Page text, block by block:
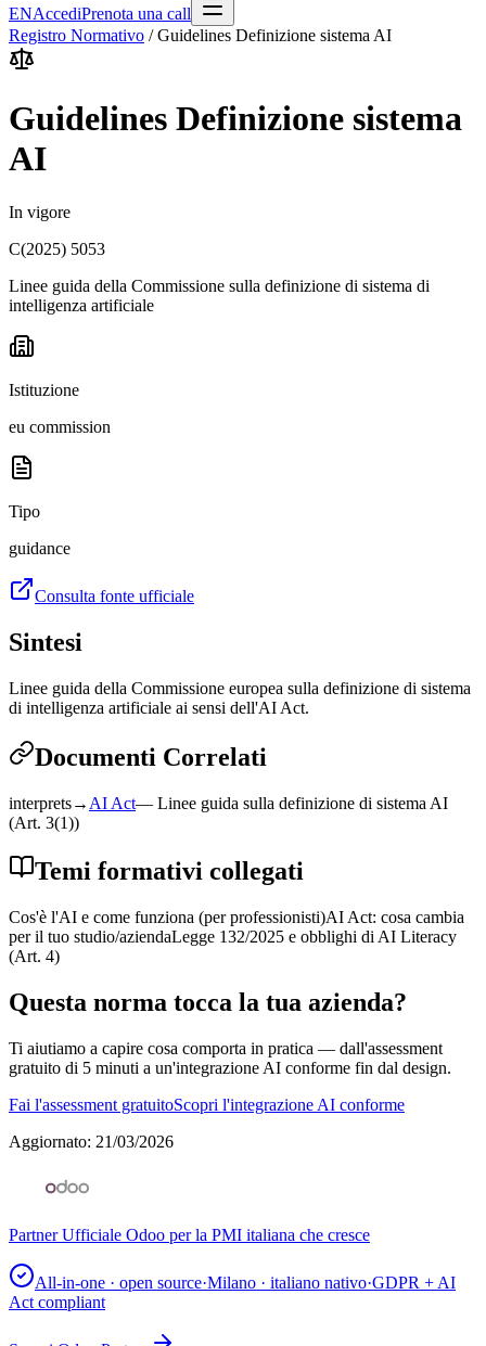
ENAccediPrenota una call
Registro Normativo /Guidelines Definizione sistema AI
Guidelines Definizione sistema
AI
In vigore
C(2025) 5053
Linee guida della Commissione sulla definizione di sistema di
intelligenza artificiale
Istituzione
eu commission
Tipo
guidance
Consulta fonte ufficiale
Sintesi
Linee guida della Commissione europea sulla definizione di sistema
di intelligenza artificiale ai sensi dell'AI Act.
Documenti Correlati
interprets→ AI Act— Linee guida sulla definizione di sistema AI
(Art. 3(1))
Temi formativi collegati
Cos'è l'AI e come funziona (per professionisti)AI Act: cosa cambia
per il tuo studio/aziendaLegge 132/2025 e obblighi di AI Literacy
(Art. 4)
Questa norma tocca la tua azienda?
Ti aiutiamo a capire cosa comporta in pratica — dall'assessment
gratuito di 5 minuti a un'integrazione AI conforme fin dal design.
Fai l'assessment gratuitoScopri l'integrazione AI conforme
Aggiornato: 21/03/2026
Partner Ufficiale Odoo per la PMI italiana che cresce
All-in-one · open source·Milano · italiano nativo·GDPR + AI
Act compliant